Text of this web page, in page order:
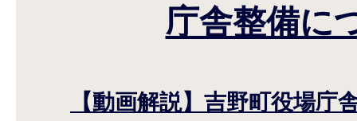
庁舎整備に
【動画解説】吉野町役場庁